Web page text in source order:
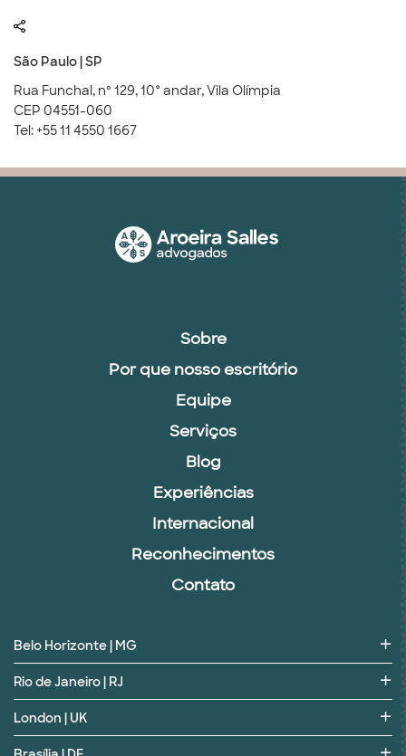
São Paulo | SP
Rua Funchal, nº 129, 10° andar, Vila Olímpia
CEP 04551-060
Tel: +55 11 4550 1667
Sobre
Por que nosso escritório
Equipe
Serviços
Blog
Experiências
Internacional
Reconhecimentos
Contato
Belo Horizonte | MG
Rio de Janeiro | RJ
London | UK